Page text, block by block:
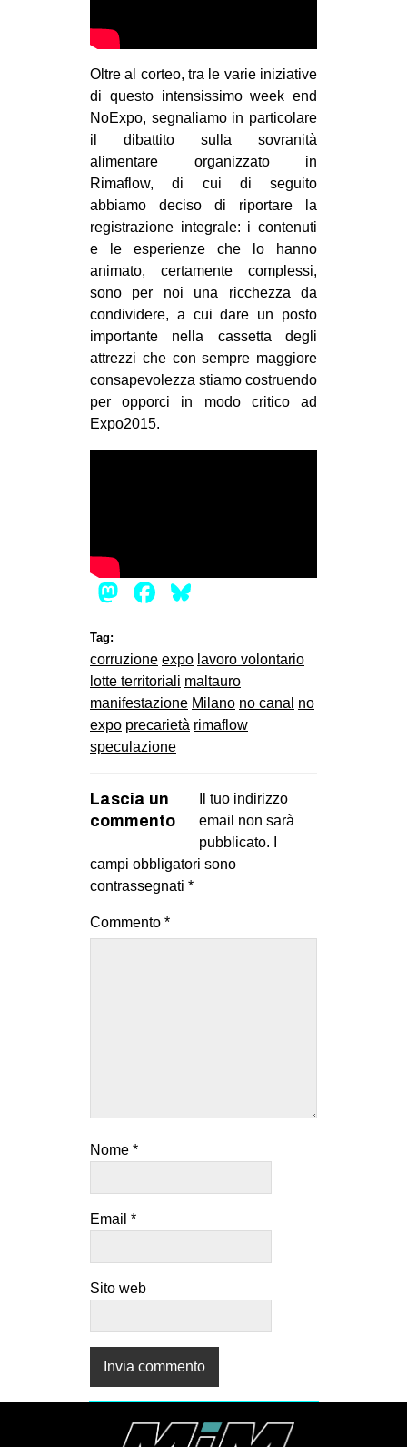
AMERICHE
ESTREMO ORIENTE
MEDIO ORIENTE
MONDO
EVENTI
in
Fb
bsky
ms
Oltre al corteo, tra le varie iniziative
di questo intensissimo week end
NoExpo, segnaliamo in particolare
il dibattito sulla sovranità
alimentare organizzato in
Rimaflow, di cui di seguito
abbiamo deciso di riportare la
registrazione integrale: i contenuti
e le esperienze che lo hanno
animato, certamente complessi,
sono per noi una ricchezza da
condividere, a cui dare un posto
importante nella cassetta degli
attrezzi che con sempre maggiore
consapevolezza stiamo costruendo
per opporci in modo critico ad
Expo2015.
Mastodon
Facebook
Tag:
corruzione expo lavoro volontario
lotte territoriali maltauro
manifestazione Milano no canal no
expo precarietà rimaflow
speculazione
Lascia un
commento
Il tuo indirizzo
email non sarà
pubblicato.
campi obbligatori sono
contrassegnati *
Commento *
Nome *
Email *
Sito web